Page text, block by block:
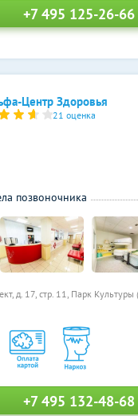
+7 495 125-26-66
Центр Здоровья
21 оценка
д. 17, стр. 11, Парк Культуры
позвоночника
+7 495 132-48-68